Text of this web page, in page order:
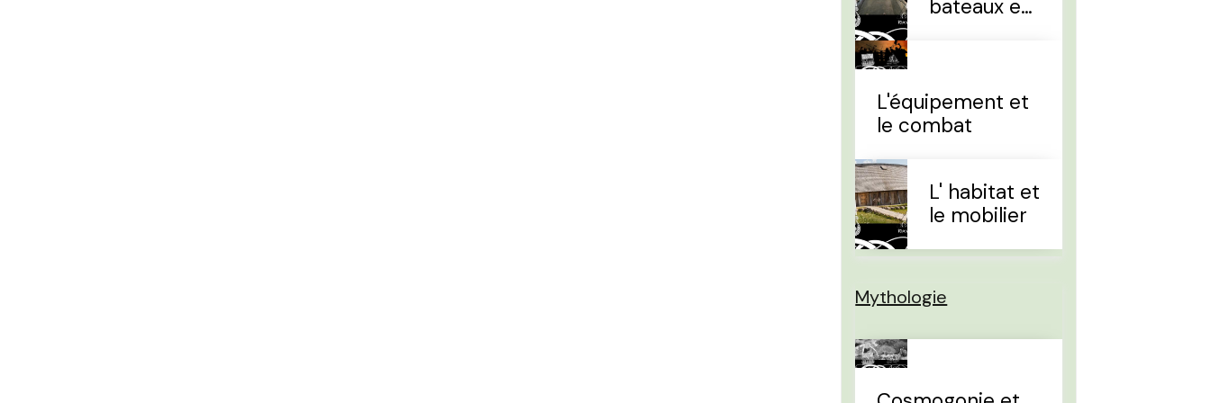
bateaux et
L'équipement et
le combat
L' habitat et
le mobilier
Mythologie